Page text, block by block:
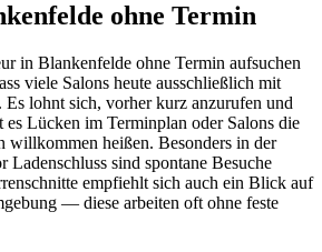
ohne Termin
in Blankenfelde ohne Termin aufsuchen
viele Salons heute ausschließlich mit
Es lohnt sich, vorher kurz anzurufen und
Lücken im Terminplan oder Salons die
heißen. Besonders in der
Ladenschluss sind spontane Besuche
empfiehlt sich auch ein Blick auf
— diese arbeiten oft ohne feste